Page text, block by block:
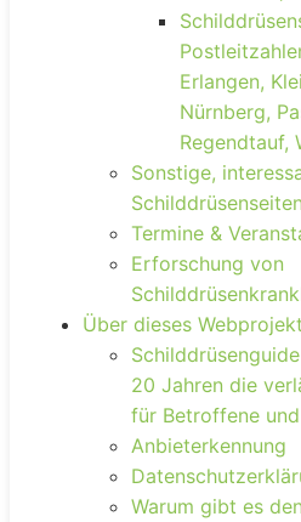
Erlangen,
Nürnberg,
Regendtauf,
Sonstige,
Schilddrüsenseiten
Termine &
Erforschung von
Über dieses Webprojekt
20 Jahren die
für Betroffene
Anbieterkennung
Warum gibt es